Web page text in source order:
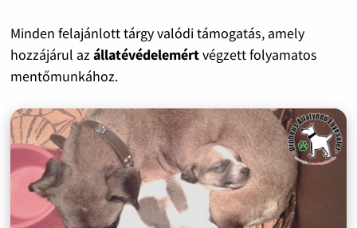
Minden felajánlott tárgy valódi támogatás, amely
hozzájárul azállatévédelemértvégzett folyamatos
mentőmunkához.